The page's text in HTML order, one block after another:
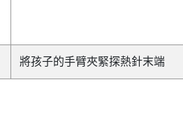
將孩子的手臂夾緊探熱針末端